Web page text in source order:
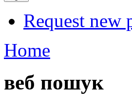
Request new
Home
веб пошук